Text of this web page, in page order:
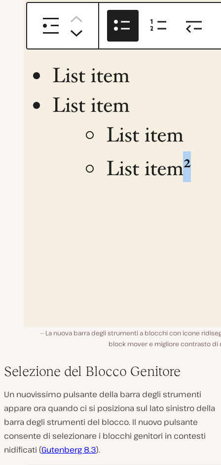
La nuova barra degli strumenti a blocchi con icone
block mover e migliore contrasto di
Selezione del Blocco Genitore
Un nuovissimo pulsante della barra degli strumenti
appare ora quando ci si posiziona sul lato sinistro della
barra degli strumenti del blocco. Il nuovo pulsante
consente di selezionare i blocchi genitori in contesti
nidificati (Gutenberg 8.3).